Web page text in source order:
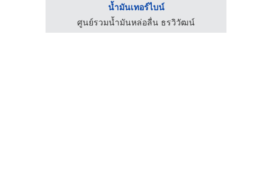
น้ำมันเทอร์ไบน์
ศูนย์รวมน้ำมันหล่อลื่น ธรวิวัฒน์